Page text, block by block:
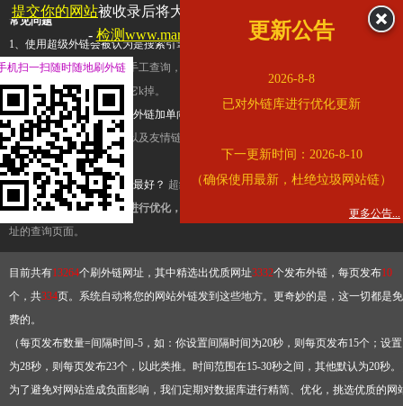
常见问题
1、使用超级外链会被认为是搜索引擎优化作弊吗？ 超级外链只是一个简便而集成
查询工具，模拟的是正常手工查询，不是作弊。如果是作弊，那您可以使用超级外
推广竞争对手的网址，让它k掉。
2、网站优化单纯依靠超级外链加单向链接可行吗？
链，需要结合普通的外链以及友情链接，您可以到站长论坛发布外链，到友情链接
台交换友情链接。
3、如何使用超级外链效果最好？ 超级外链不同于普通的外链，它是动态的链接，
有频繁使用超级外链工具进行优化，才能获得稳定的外链
，最终使搜索引擎收录带
址的查询页面。
目前共有13264个刷外链网址，其中精选出优质网址3332个发布外链，每页发布10
个，共334页。系统自动将您的网站外链发到这些地方。更奇妙的是，这一切都是免
费的。
（每页发布数量=间隔时间-5，如：你设置间隔时间为20秒，则每页发布15个；设置
为28秒，则每页发布23个，以此类推。时间范围在15-30秒之间，其他默认为20秒
为了避免对网站造成负面影响，我们定期对数据库进行精简、优化，挑选优质的网
提交你的网站被收录后将大幅提升流量和外链，
查看展示页面
- 检测www.marriott.com.cn是否收录
更新公告
2026-8-8
已对外链库进行优化更新
下一更新时间：2026-8-10
（确保使用最新，杜绝垃圾网站链）
更多公告...
机扫一扫随时随地刷外链